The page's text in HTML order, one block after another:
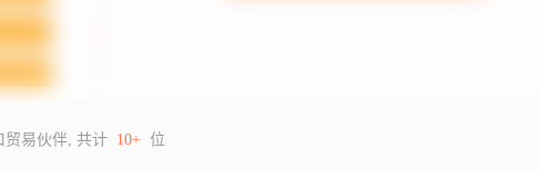
贸易伙伴, 共计 10+ 位